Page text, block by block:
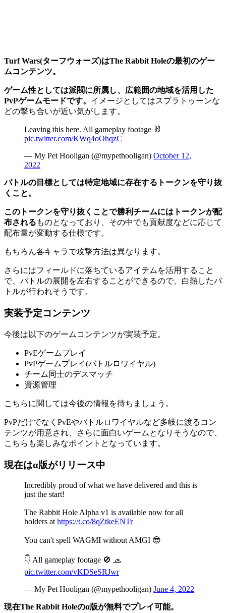
Turf Wars(ターフウォーズ)はThe Rabbit Holeの最初のゲー
ムコンテンツ。
ゲーム性としては派閥に所属し、広範囲の地域を活用した
PvPゲームモードです。 イメージとしてはスプラトゥーンな
どの撃ち合いが近い気がします。
Leaving this here. All gameplay footage 🐰
pic.twitter.com/KWq4oOhqzC
— My Pet Hooligan (@mypethooligan) October 12,
2022
バトルの目標としては特定地域に存在するトークンを守り抜
くこと。
このトークンを守り抜くことで勝利チームにはトークンが配
布される ものとなっており、その中でも貢献度などに応じて
配布量が変動する仕様です。
もちろん各キャラで攻撃方法は異なります。
さらにはフィールドに落ちているアイテムを活用すること
で、バトルの展開を左右することができるので、白熱したバ
トルが行われそうです。
実装予定コンテンツ
今後は以下のゲームコンテンツが実装予定。
PvEゲームプレイ
PvPゲームプレイ(バトルロワイヤル)
チーム同士のデスマッチ
資源管理
こちらに関しては今後の情報を待ちましょう。
PvPだけでなくPvEやバトルロワイヤルなど多岐に渡るコン
テンツが用意され、さらに面白いゲームとなりそうなので、
こちらも楽しみなポイントとなっています。
現在はα版がリリース中
Incredibly proud of what we have delivered and this is
just the start!
The Rabbit Hole Alpha v1 is available now for all
holders at https://t.co/8qZtkeENTr
You can't spell WAGMI without AMGI 😎
👇 All gameplay footage 🚫 🧢
pic.twitter.com/vKDSeSRJwr
— My Pet Hooligan (@mypethooligan) June 4, 2022
現在The Rabbit Holeのα版が無料でプレイ可能。